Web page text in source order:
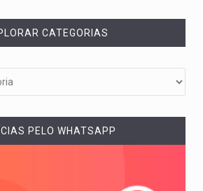
CATEGORIAS
PELO WHATSAPP